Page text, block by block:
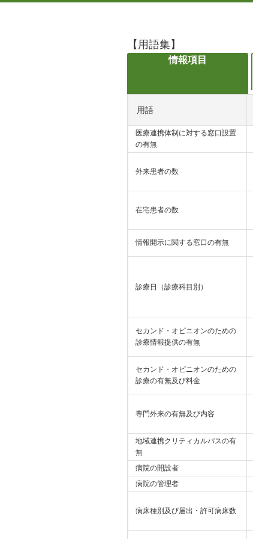
【用語集】
情報項目
用語
医療連携体制に対する窓口設置
の有無
外来患者の数
在宅患者の数
情報開示に関する窓口の有無
診療日（診療科目別）
セカンド・オピニオンのための
診療情報提供の有無
セカンド・オピニオンのための
診療の有無及び料金
専門外来の有無及び内容
地域連携クリティカルパスの有
無
病院の開設者
病院の管理者
病床種別及び届出・許可病床数